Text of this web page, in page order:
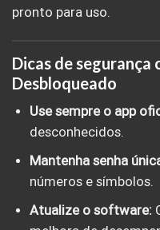
pronto para uso.
Dicas de segurança
Desbloqueado
Use sempre o app
desconhecidos.
Mantenha senha
números e símbolos.
Atualize o software: